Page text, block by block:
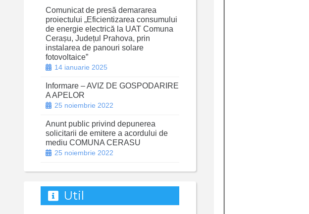
Comunicat de presă demararea
proiectului „Eficientizarea consumului
de energie electrică la UAT Comuna
Cerașu, Județul Prahova, prin
instalarea de panouri solare
fotovoltaice”
14 ianuarie 2025
Informare – AVIZ DE GOSPODARIRE
A APELOR
25 noiembrie 2022
Anunt public privind depunerea
solicitarii de emitere a acordului de
mediu COMUNA CERASU
25 noiembrie 2022
Util